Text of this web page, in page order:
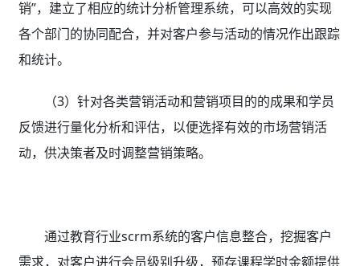
销”，建立了相应的统计分析管理系统，可以高效的实现
各个部门的协同配合，并对客户参与活动的情况作出跟踪
和统计。
（3）针对各类营销活动和营销项目的的成果和学员
反馈进行量化分析和评估，以便选择有效的市场营销活
动，供决策者及时调整营销策略。
通过教育行业scrm系统的客户信息整合，挖掘客户
需求，对客户进行会员级别升级，预存课程学时金额提供